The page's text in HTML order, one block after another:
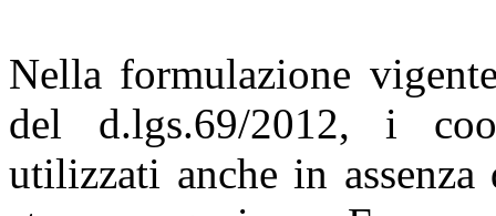
Nella formulazione
del d.lgs.69/2012, i
utilizzati anche in assenza